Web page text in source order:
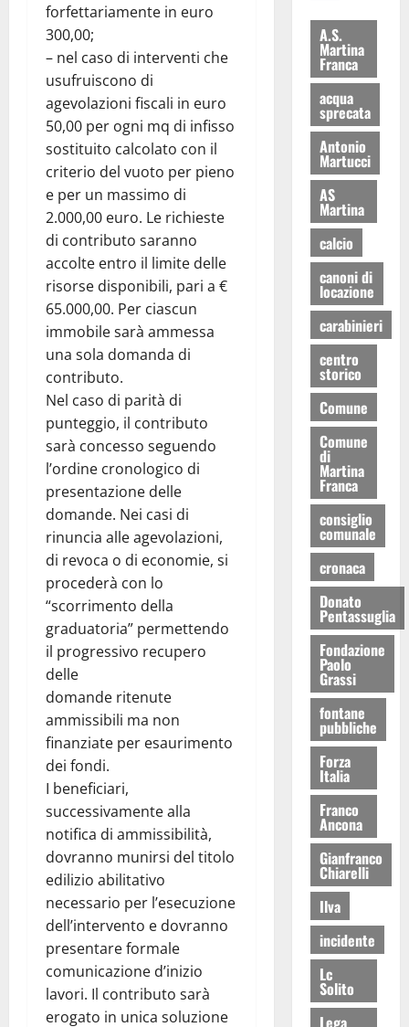
forfettariamente in euro
300,00;
– nel caso di interventi che
usufruiscono di
agevolazioni fiscali in euro
50,00 per ogni mq di infisso
sostituito calcolato con il
criterio del vuoto per pieno
e per un massimo di
2.000,00 euro. Le richieste
di contributo saranno
accolte entro il limite delle
risorse disponibili, pari a €
65.000,00. Per ciascun
immobile sarà ammessa
una sola domanda di
contributo.
Nel caso di parità di
punteggio, il contributo
sarà concesso seguendo
l’ordine cronologico di
presentazione delle
domande. Nei casi di
rinuncia alle agevolazioni,
di revoca o di economie, si
procederà con lo
“scorrimento della
graduatoria” permettendo
il progressivo recupero
delle
domande ritenute
ammissibili ma non
finanziate per esaurimento
dei fondi.
I beneficiari,
successivamente alla
notifica di ammissibilità,
dovranno munirsi del titolo
edilizio abilitativo
necessario per l’esecuzione
dell’intervento e dovranno
presentare formale
comunicazione d’inizio
lavori. Il contributo sarà
erogato in unica soluzione
A.S.
Martina
Franca
acqua
sprecata
Antonio
Martucci
AS
Martina
calcio
canoni di
locazione
carabinieri
centro
storico
Comune
Comune
di
Martina
Franca
consiglio
comunale
cronaca
Donato
Pentassuglia
Fondazione
Paolo
Grassi
fontane
pubbliche
Forza
Italia
Franco
Ancona
Gianfranco
Chiarelli
Ilva
incidente
Lc
Solito
Lega